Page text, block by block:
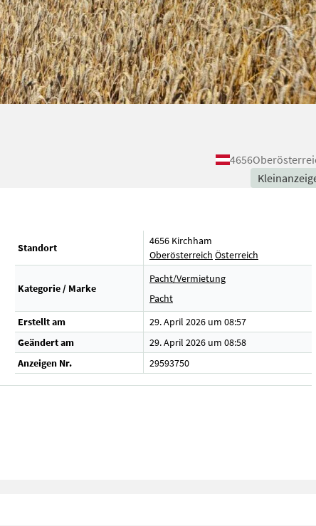
4656
Standort
4656 Kirchham
Oberösterreich Österreich
Kategorie / Marke
Pacht/Vermietung
Pacht
Erstellt am
29. April 2026 um 08:57
Geändert am
29. April 2026 um 08:58
Anzeigen Nr.
29593750